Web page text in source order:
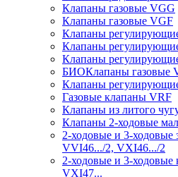
Клапаны газовые VGG
Клапаны газовые VGF
Клапаны
Клапаны
Клапаны
БИОКлапаны газовыe
Клапаны
Газовые клапаны VRF
Клапаны из литого
Клапаны 2-ходовые
2-ходовые и 3-ходовые
VVI46.../2, VXI46.../2
2-ходовые и 3-
VXI47...